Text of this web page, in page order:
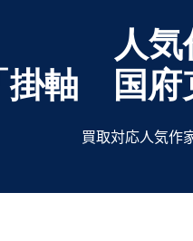
人
掛軸 国府
買取対応人気作